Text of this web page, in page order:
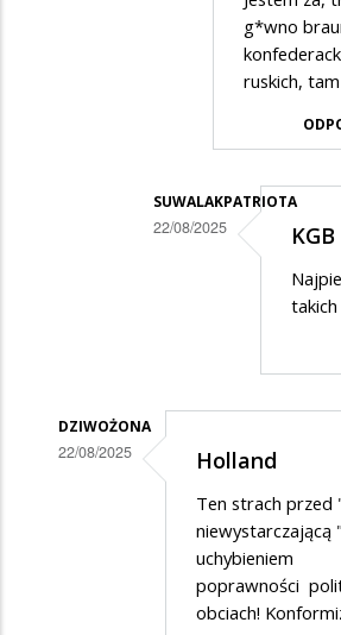
Brawo
Konfederacja
g*wno
ruskich,
SUWALAKPATRIOTA
22/08/2025
na
jestem
KGB
DZIWOŻONA
22/08/2025 Holland
Ten strach przed
niewystarczającą
uchybieniem
poprawności
obciach!